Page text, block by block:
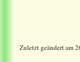
Zuletzt geändert am